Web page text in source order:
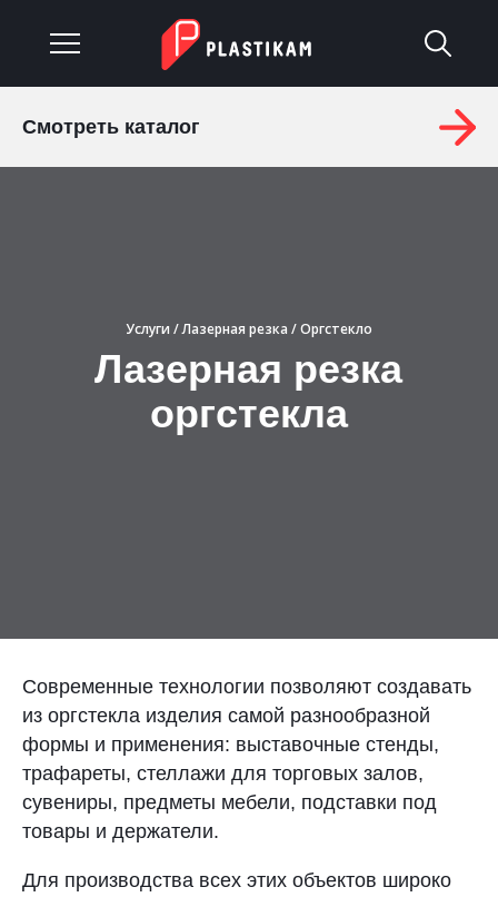
Материалы
Оплата и доставка
ТОЛЬЯТТИ
sale@plastikam.ru
Смотреть каталог
Услуги /Лазерная резка / Оргстекло
Лазерная резка
оргстекла
Современные технологии позволяют создавать
из оргстекла изделия самой разнообразной
формы и применения: выставочные стенды,
трафареты, стеллажи для торговых залов,
сувениры, предметы мебели, подставки под
товары и держатели.
Для производства всех этих объектов широко